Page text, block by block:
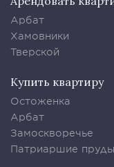
Арбат
Хамовники
Тверской
Купить квартиру
Остоженка
Арбат
Замоскворечье
Патриаршие пруды